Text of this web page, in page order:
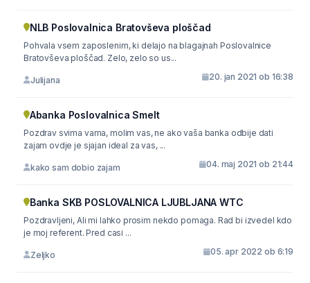
NLB Poslovalnica Bratovševa ploščad
Pohvala vsem zaposlenim, ki delajo na blagajnah Poslovalnice
Bratovševa ploščad. Zelo, zelo so us...
Julijana 20. jan 2021 ob 16:38
Abanka Poslovalnica Smelt
Pozdrav svima vama, molim vas, ne ako vaša banka odbije dati
zajam ovdje je sjajan ideal za vas, ...
kako sam dobio zajam 04. maj 2021 ob 21:44
Banka SKB POSLOVALNICA LJUBLJANA WTC
Pozdravljeni, Ali mi lahko prosim nekdo pomaga. Rad bi izvedel kdo
je moj referent. Pred casi ...
Zeljko 05. apr 2022 ob 6:19